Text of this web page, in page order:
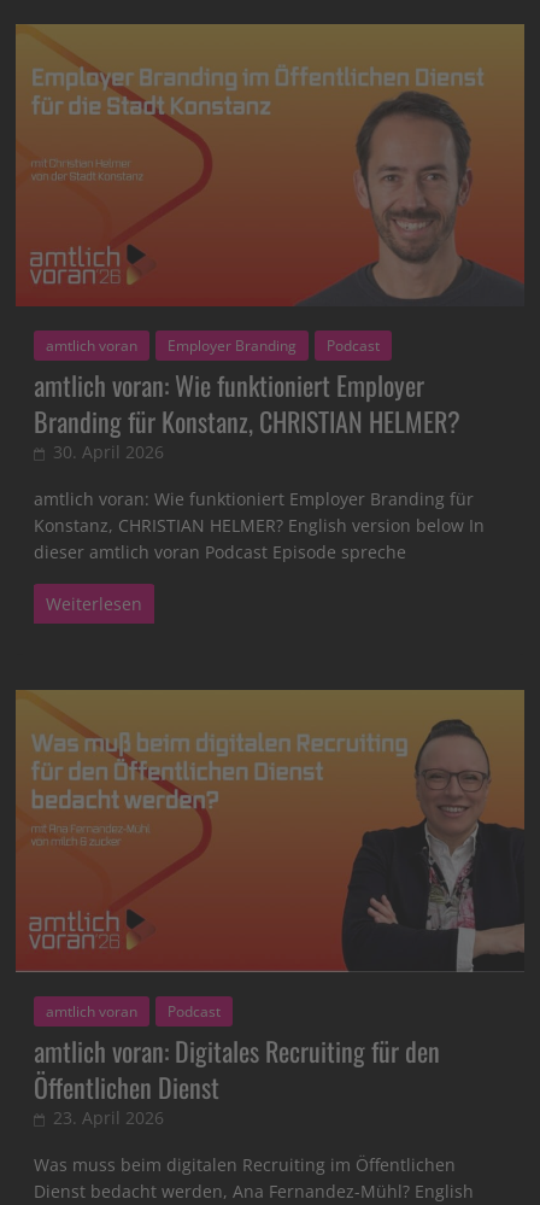
amtlich voran Employer Branding Podcast
amtlich voran: Wie funktioniert Employer
Branding für Konstanz, CHRISTIAN HELMER?
30. April 2026
amtlich voran: Wie funktioniert Employer Branding für
Konstanz, CHRISTIAN HELMER? English version below In
dieser amtlich voran Podcast Episode spreche
Weiterlesen
amtlich voran Podcast
amtlich voran: Digitales Recruiting für den
Öffentlichen Dienst
23. April 2026
Was muss beim digitalen Recruiting im Öffentlichen
Dienst bedacht werden, Ana Fernandez-Mühl? English